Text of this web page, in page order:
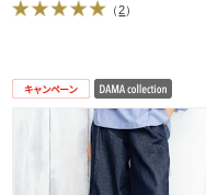
（2）